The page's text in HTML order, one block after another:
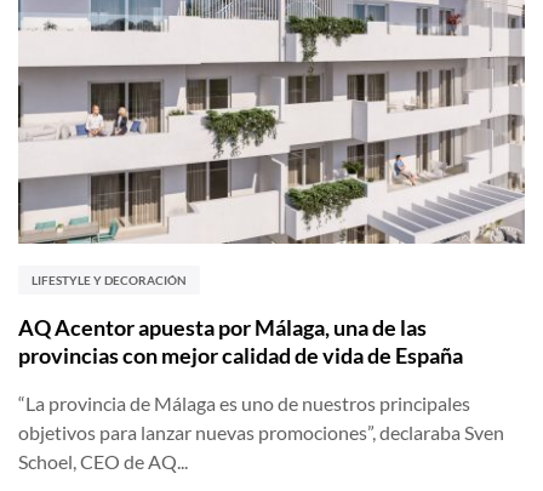
LIFESTYLE Y DECORACIÓN
AQ Acentor apuesta por Málaga, una de las
provincias con mejor calidad de vida de España
“La provincia de Málaga es uno de nuestros principales
objetivos para lanzar nuevas promociones”, declaraba Sven
Schoel, CEO de AQ...